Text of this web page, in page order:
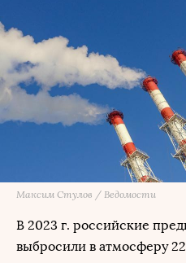
Максим Стулов / Ведомости
В 2023 г. российские
выбросили в атмосферу